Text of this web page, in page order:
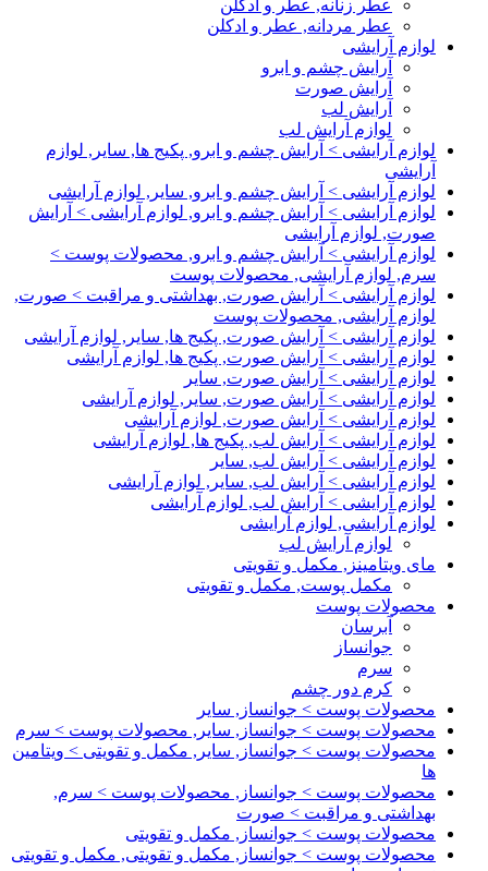
عطر زنانه, عطر و ادکلن
عطر مردانه, عطر و ادکلن
لوازم آرایشی
آرایش چشم و ابرو
آرایش صورت
آرایش لب
لوازم آرایش لب
لوازم آرایشی > آرایش چشم و ابرو, پکیج ها, سایر, لوازم
آرایشی
لوازم آرایشی > آرایش چشم و ابرو, سایر, لوازم آرایشی
لوازم آرایشی > آرایش چشم و ابرو, لوازم آرایشی > آرایش
صورت, لوازم آرایشی
لوازم آرایشی > آرایش چشم و ابرو, محصولات پوست >
سرم, لوازم آرایشی, محصولات پوست
لوازم آرایشی > آرایش صورت, بهداشتی و مراقبت > صورت,
لوازم آرایشی, محصولات پوست
لوازم آرایشی > آرایش صورت, پکیج ها, سایر, لوازم آرایشی
لوازم آرایشی > آرایش صورت, پکیج ها, لوازم آرایشی
لوازم آرایشی > آرایش صورت, سایر
لوازم آرایشی > آرایش صورت, سایر, لوازم آرایشی
لوازم آرایشی > آرایش صورت, لوازم آرایشی
لوازم آرایشی > آرایش لب, پکیج ها, لوازم آرایشی
لوازم آرایشی > آرایش لب, سایر
لوازم آرایشی > آرایش لب, سایر, لوازم آرایشی
لوازم آرایشی > آرایش لب, لوازم آرایشی
لوازم آرایشی, لوازم آرایشی
لوازم آرایش لب
مای ویتامینز, مکمل و تقویتی
مکمل پوست, مکمل و تقویتی
محصولات پوست
آبرسان
جوانساز
سرم
کرم دور چشم
محصولات پوست > جوانساز, سایر
محصولات پوست > جوانساز, سایر, محصولات پوست > سرم
محصولات پوست > جوانساز, سایر, مکمل و تقویتی > ویتامین
ها
محصولات پوست > جوانساز, محصولات پوست > سرم,
بهداشتی و مراقبت > صورت
محصولات پوست > جوانساز, مکمل و تقویتی
محصولات پوست > جوانساز, مکمل و تقویتی, مکمل و تقویتی